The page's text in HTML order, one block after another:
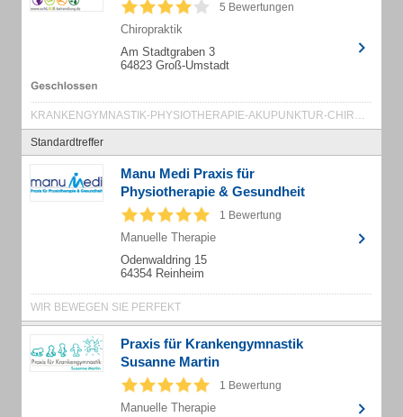
5 Bewertungen
Chiropraktik
Am Stadtgraben 3
64823 Groß-Umstadt
KRANKENGYMNASTIK-PHYSIOTHERAPIE-AKUPUNKTUR-CHIROPRAKTIK
Standardtreffer
Manu Medi Praxis für
Physiotherapie & Gesundheit
1 Bewertung
Manuelle Therapie
Odenwaldring 15
64354 Reinheim
WIR BEWEGEN SIE PERFEKT
Praxis für Krankengymnastik
Susanne Martin
1 Bewertung
Manuelle Therapie